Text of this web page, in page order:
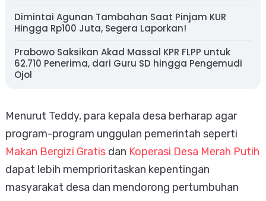
Dimintai Agunan Tambahan Saat Pinjam KUR
Hingga Rp100 Juta, Segera Laporkan!
Prabowo Saksikan Akad Massal KPR FLPP untuk
62.710 Penerima, dari Guru SD hingga Pengemudi
Ojol
Menurut Teddy, para kepala desa berharap agar
program-program unggulan pemerintah seperti
Makan Bergizi Gratisdan Koperasi Desa Merah Putih
dapat lebih memprioritaskan kepentingan
masyarakat desa dan mendorong pertumbuhan